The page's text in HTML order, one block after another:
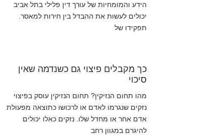
הידע והמומחיות של עורך דין פלילי בתל אביב
יכולים לעשות את ההבדל בין חירות למאסר.
תפקידו של
כך מקבלים פיצוי גם כשנדמה שאין
סיכוי
מהו תחום הנזיקין? תחום הנזיקין עוסק בפיצוי
נזקים שנגרמו לאדם או לרכושו כתוצאה מפעולת
אדם אחר או מחדל שלו. נזקים כאלו יכולים
להיגרם במגוון רחב